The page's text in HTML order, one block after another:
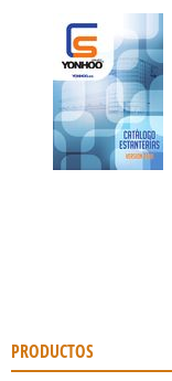
PRODUCTOS